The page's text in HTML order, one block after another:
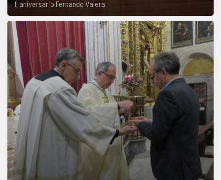
II aniversario Fernando Valera